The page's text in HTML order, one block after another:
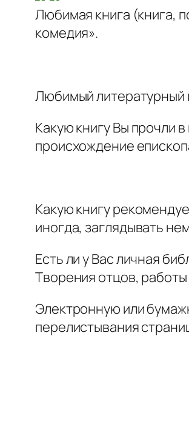
Любимая книга (книга,
комедия».
Любимый литературный
Какую книгу Вы прочли
происхождение
Какую книгу
иногда, заглядывать
Есть ли у Вас личная
Творения отцов,
Электронную или
перелистывания